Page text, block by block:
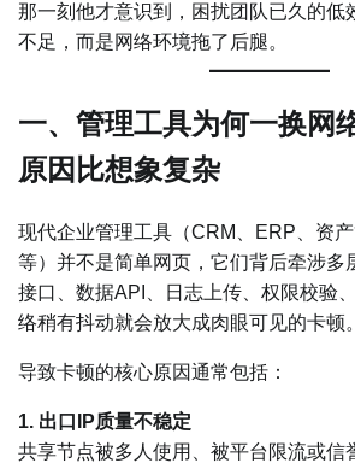
那一刻他才意识到，困扰团队已久的低
不足，而是网络环境拖了后腿。
一、管理工具为何一换网
原因比想象复杂
现代企业管理工具（CRM、ERP、资
等）并不是简单网页，它们背后牵涉多
接口、数据API、日志上传、权限校验
络稍有抖动就会放大成肉眼可见的卡顿。
导致卡顿的核心原因通常包括：
1. 出口IP质量不稳定
共享节点被多人使用、被平台限流或信